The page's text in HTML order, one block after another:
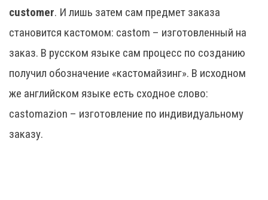
customer. И лишь затем сам предмет заказа
становится кастомом: castom – изготовленный на
заказ. В русском языке сам процесс по созданию
получил обозначение «кастомайзинг». В исходном
же английском языке есть сходное слово:
castomazion – изготовление по индивидуальному
заказу.